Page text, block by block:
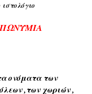
ονόματα των
,των χωριών ,